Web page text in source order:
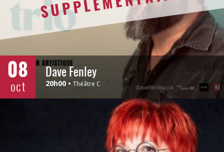
08
oct
Dave Fenley
20h00 Théâtre C